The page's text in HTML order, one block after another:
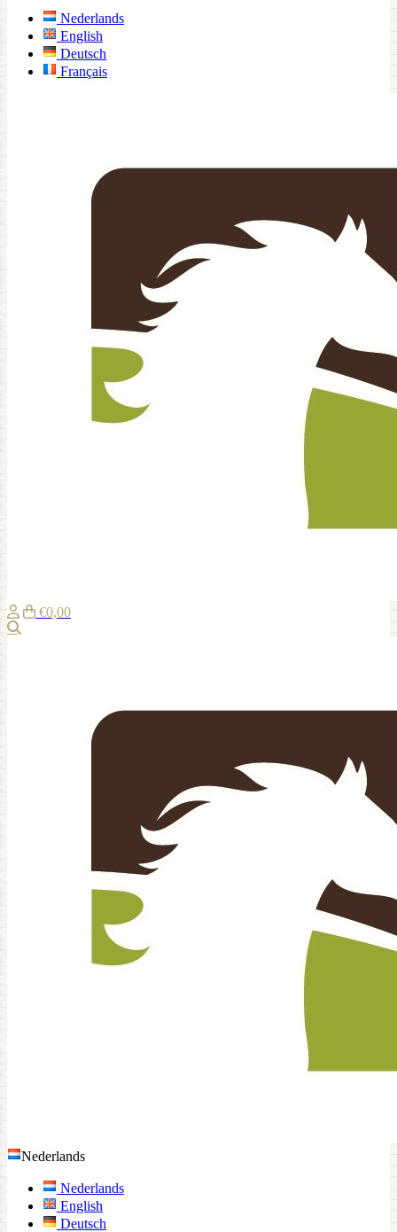
Nederlands
English
Deutsch
Français
€0,00
Nederlands
Nederlands
English
Deutsch